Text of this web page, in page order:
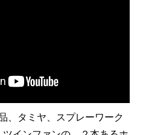
、タミヤ、スプレーワーク